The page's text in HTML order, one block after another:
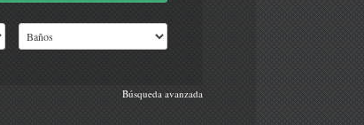
Búsqueda avanzada